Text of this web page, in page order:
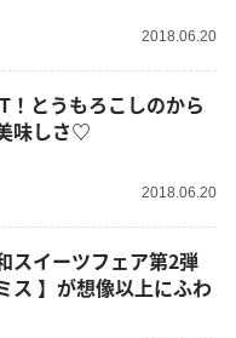
2018.06.20
！とうもろこしのから
味しさ♡
2018.06.20
スイーツフェア第2弾
ス 】が想像以上にふわ